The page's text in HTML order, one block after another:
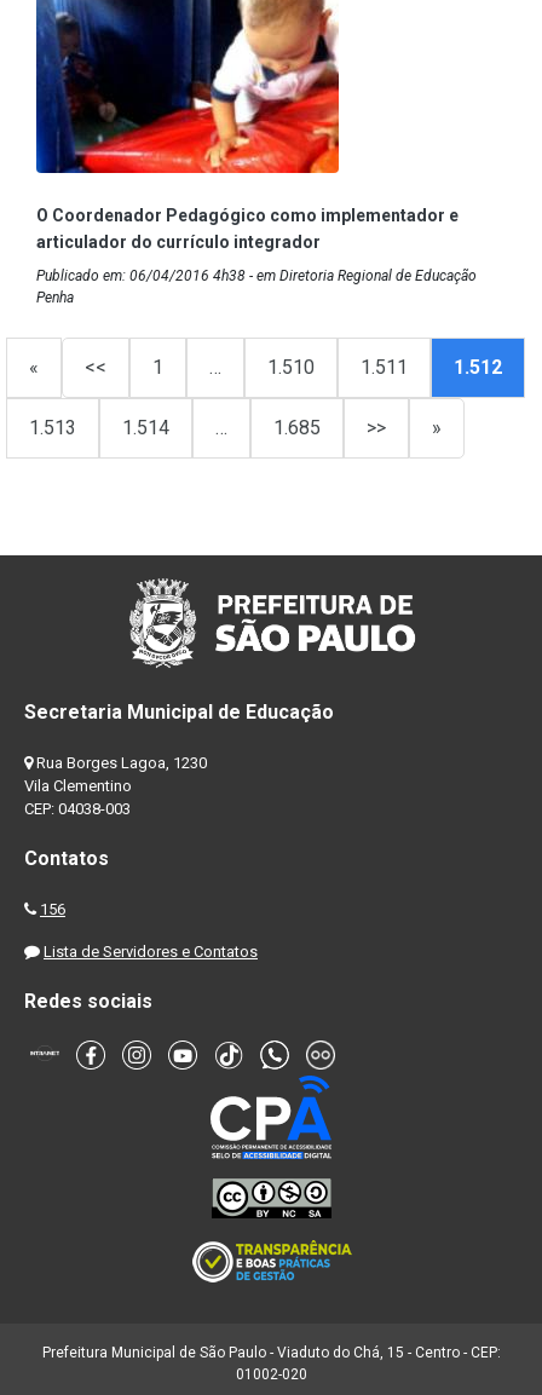
O Coordenador Pedagógico como implementador e
articulador do currículo integrador
Publicado em: 06/04/2016 4h38 - em Diretoria Regional de Educação
Penha
« << 1 … 1.510 1.511 1.512
1.513 1.514 … 1.685 >> »
Secretaria Municipal de Educação
Rua Borges Lagoa, 1230
Vila Clementino
CEP: 04038-003
Contatos
156
Lista de Servidores e Contatos
Redes sociais
Prefeitura Municipal de São Paulo - Viaduto do Chá, 15 - Centro - CEP:
01002-020